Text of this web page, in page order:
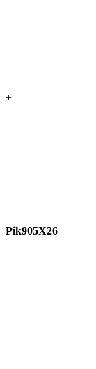
+
Pik905X26